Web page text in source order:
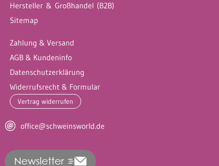
Hersteller & Großhandel (B2B)
Sitemap
Zahlung & Versand
AGB & Kundeninfo
Datenschutzerklärung
Widerrufsrecht & Formular
Vertrag widerrufen
office@schweinsworld.de